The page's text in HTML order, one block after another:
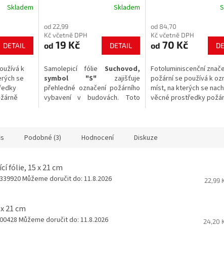
Skladem
DETAIL
k
se
Skladem
od 22,99
Kč včetně DPH
od 19 Kč DETAIL
Samolepicí fólie Suchovod,
symbol "S" zajišťuje
přehledné označení požárního
vybavení v budovách. Toto
od 84,70
Kč včetně DPH
od 70 Kč
Fotoluminiscenční
požární se používá k
míst, na kterých se
věcné prostředky
Podobné (3) Hodnocení Diskuze
fólie, 15 x 21 cm
Můžeme doručit do: 11.8.2026 22,99
21 cm
Můžeme doručit do: 11.8.2026 24,20